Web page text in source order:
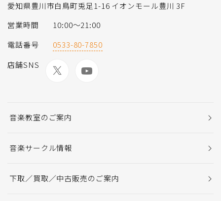
愛知県豊川市白鳥町兎足1-16 イオンモール豊川 3F
営業時間
10:00～21:00
電話番号
0533-80-7850
店舗SNS
音楽教室のご案内
音楽サークル情報
下取／買取／中古販売のご案内